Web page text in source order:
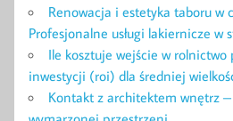
Renowacja i estetyka taboru w
Profesjonalne usługi lakiernicze w
Ile kosztuje wejście w rolnictwo
inwestycji (roi) dla średniej
Kontakt z architektem wnętrz